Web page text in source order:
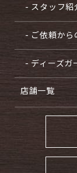
- スタッフ紹
- ご依頼から
- ディーズガ
店舗一覧